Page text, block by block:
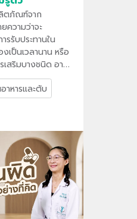
ตภัณฑ์จาก
ความว่าจะ
รรับประทานใน
เป็นเวลานาน หรือ
เสริมบางชนิด อาจ
ได้
าหารและตับ